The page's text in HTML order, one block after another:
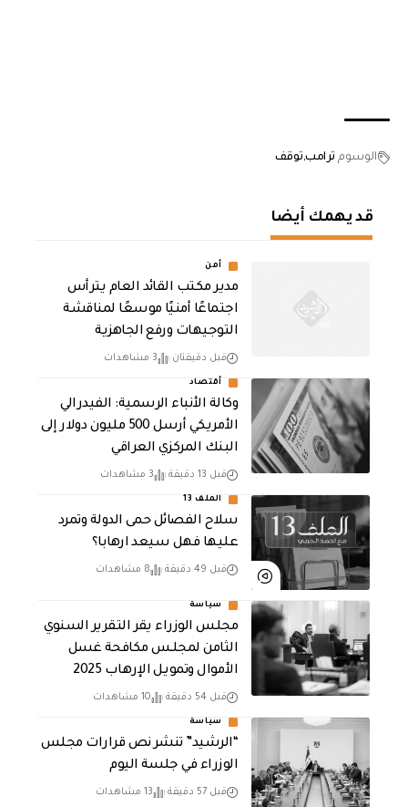
الوسوم ترامب توقف
قد يهمك أيضا
أمن
مدير مكتب القائد العام يترأس
اجتماعًا أمنيًا موسعًا لمناقشة
التوجيهات ورفع الجاهزية
قبل دقيقتان 3 مشاهدات
أقتصاد
وكالة الأنباء الرسمية: الفيدرالي
الأمريكي أرسل 500 مليون دولار إلى
البنك المركزي العراقي
قبل 13 دقيقة 3 مشاهدات
الملف 13
سلاح الفصائل حمى الدولة وتمرد
عليها فهل سيعد ارهابا؟
قبل 49 دقيقة 8 مشاهدات
سياسة
مجلس الوزراء يقر التقرير السنوي
الثامن لمجلـس مكافحة غسل
الأموال وتمويـل الإرهـاب 2025
قبل 54 دقيقة 10 مشاهدات
سياسة
“الرشيد” تنشر نص قرارات مجلس
الوزراء في جلسة اليوم
قبل 57 دقيقة 13 مشاهدات